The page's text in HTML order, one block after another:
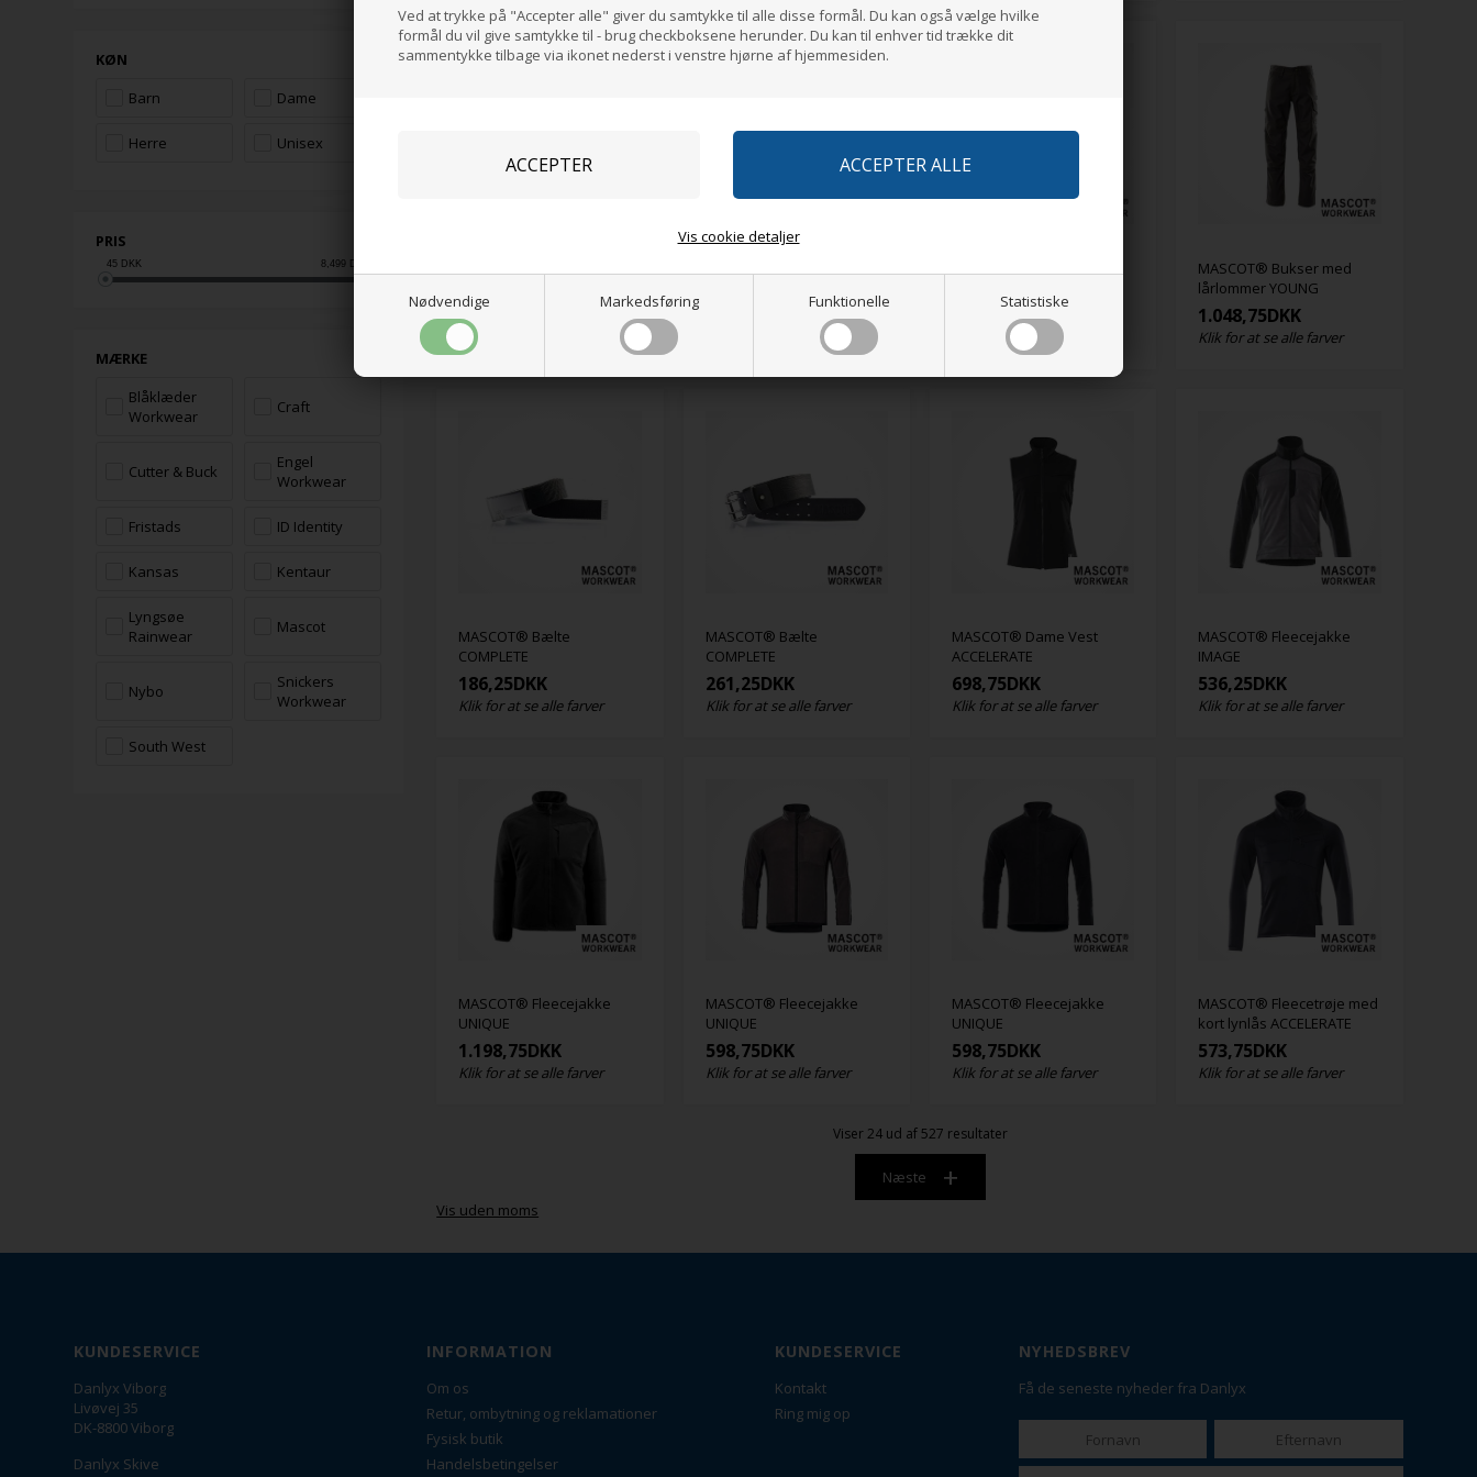
Ved at trykke på "Accepter alle" giver du samtykke til alle disse formål. Du kan også vælge hvilke
formål du vil give samtykke til - brug checkboksene herunder. Du kan til enhver tid trække dit
sammentykke tilbage via ikonet nederst i venstre hjørne af hjemmesiden.
Nødvendige Markedsføring Funktionelle Statistiske
Vis cookie detaljer
KØN
Barn
Dame
Herre Unisex
PRIS
45 DKK 8,499 DKK
MÆRKE
Blåklæder
Workwear
Craft
Cutter & Buck
Engel
Workwear
Fristads ID Identity
Kansas Kentaur
Lyngsøe
Rainwear
Mascot
Nybo
Snickers
Workwear
South West
723,75
Klik for at se alle farver Klik for at se alle farver
DKK
Klik for at se alle farver
MASCOT® Bukser med
lårlommer YOUNG
1.048,75DKK
Klik for at se alle farver
MASCOT® Bælte
COMPLETE
186,25DKK
Klik for at se alle farver
MASCOT® Bælte
COMPLETE
261,25DKK
Klik for at se alle farver
MASCOT® Dame Vest
ACCELERATE
698,75DKK
Klik for at se alle farver
MASCOT® Fleecejakke
IMAGE
536,25DKK
Klik for at se alle farver
MASCOT® Fleecejakke
UNIQUE
1.198,75DKK
Klik for at se alle farver
MASCOT® Fleecejakke
UNIQUE
598,75DKK
Klik for at se alle farver
MASCOT® Fleecejakke
UNIQUE
598,75DKK
Klik for at se alle farver
MASCOT® Fleecetrøje med
kort lynlås ACCELERATE
573,75DKK
Klik for at se alle farver
Viser24ud af 527 resultater
Næste
Vis uden moms
KUNDESERVICE
Danlyx Viborg
Livøvej 35
DK-8800 Viborg
Danlyx Skive
INFORMATION
Om os
Retur, ombytning og reklamationer
Fysisk butik
Handelsbetingelser
KUNDESERVICE
Kontakt
Ring mig op
NYHEDSBREV
Få de seneste nyheder fra Danlyx